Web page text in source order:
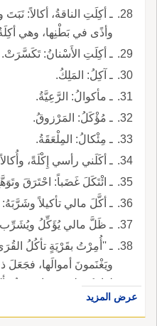
ـ أكِلَتِ الناقةُ، أكالاً:
وأذًى في بَطْنِها، وهي
ـ أكِلَتِ الأَسْنانُ: تَكَسَّرَتْ.
ـ آكِلُ: المَلِكُ.
ـ مأكوالُ: الرَّعِيَّةُ.
ـ مُؤْكَلُ: المَرْزوقُ.
ـ مِئْكالُ: المِلْعَقَةُ.
ـ أكَلَني رأسي إِكْلَةً،
ـ ائْتَكَلَ غَضَباً: احْتَرَقَ
ـ أكَّلَ مالي تأكيلاً
ـ ظَلَّ مالي يُؤَكِّلُ
ـ ''أُمِرْتُ بقَرْيَةٍ تأكُلُ
ويَغْنَمونَ أموالَها، فجَعَلَ
لها، كقولِهم: هذا حديثٌ
عرض المزيد